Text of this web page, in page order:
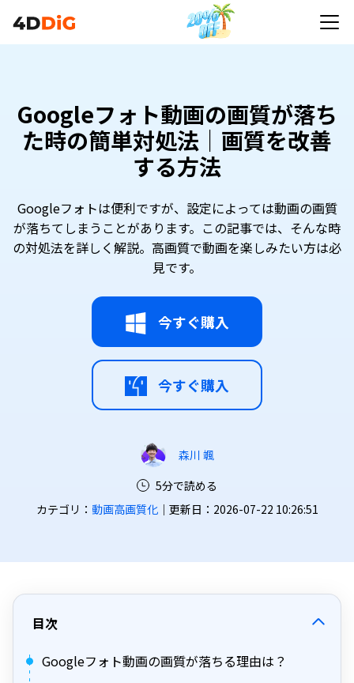
Googleフォト動画の画質が落ち
た時の簡単対処法｜画質を改善
する方法
Googleフォトは便利ですが、設定によっては動画の画質
が落ちてしまうことがあります。この記事では、そんな時
の対処法を詳しく解説。高画質で動画を楽しみたい方は必
見です。
今すぐ購入
今すぐ購入
森川 颯
5分で読める
カテゴリ： 動画高画質化｜更新日：2026-07-22 10:26:51
目次
Googleフォト動画の画質が落ちる理由は？